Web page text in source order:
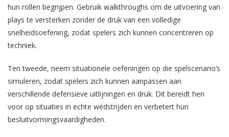
hun rollen begrijpen. Gebruik walkthroughs om de uitvoering van
plays te versterken zonder de druk van een volledige
snelheidsoefening, zodat spelers zich kunnen concentreren op
techniek.
Ten tweede, neem situationele oefeningen op die spelscenario’s
simuleren, zodat spelers zich kunnen aanpassen aan
verschillende defensieve uitlijningen en druk. Dit bereidt hen
voor op situaties in echte wedstrijden en verbetert hun
besluitvormingsvaardigheden.